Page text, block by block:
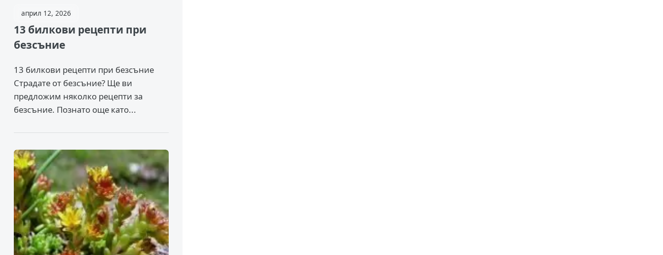
април 12, 2026
13 билкови рецепти при
безсъние
13 билкови рецепти при безсъние
Страдате от безсъние? Ще ви
предложим няколко рецепти за
безсъние. Познато още като...